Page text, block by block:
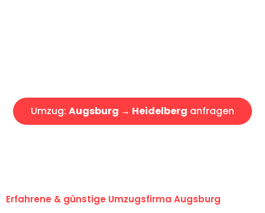
Umzug: Augsburg → Heidelberg anfragen
Erfahrene & günstige Umzugsfirma Augsburg